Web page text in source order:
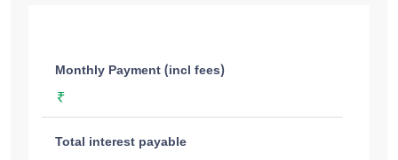
Monthly Payment (incl fees)
₹
Total interest payable